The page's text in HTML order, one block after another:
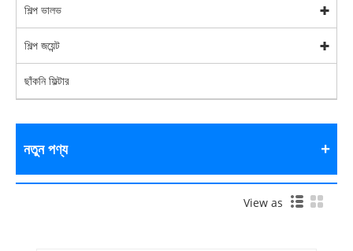
শিল্প ভালভ
শিল্প জয়েন্ট
ছাঁকনি ফিল্টার
নতুন পণ্য
View as